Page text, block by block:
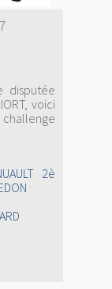
disputée
voici
2è